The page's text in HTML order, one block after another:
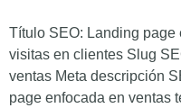
Título SEO: Landing page
visitas en clientes Slug
ventas Meta descripción
page enfocada en ventas